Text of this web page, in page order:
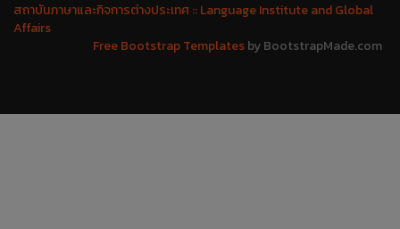
สถาบันภาษาและกิจการต่างประเทศ :: Language Institute and Global
Affairs
Free Bootstrap Templatesby BootstrapMade.com